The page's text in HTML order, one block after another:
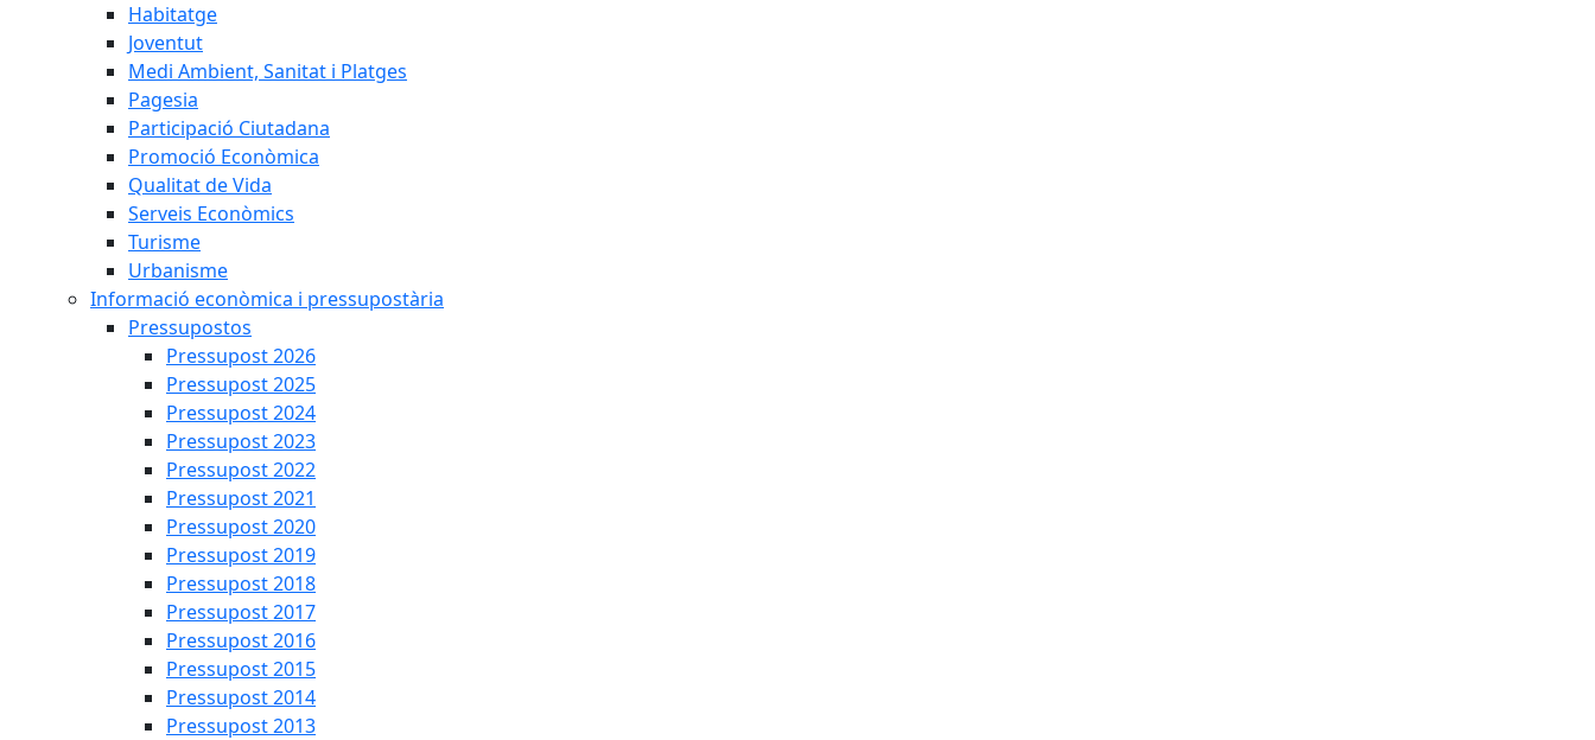
Habitatge
Joventut
Medi Ambient, Sanitat i Platges
Pagesia
Participació Ciutadana
Promoció Econòmica
Qualitat de Vida
Serveis Econòmics
Turisme
Urbanisme
Informació econòmica i pressupostària
Pressupostos
Pressupost 2026
Pressupost 2025
Pressupost 2024
Pressupost 2023
Pressupost 2022
Pressupost 2021
Pressupost 2020
Pressupost 2019
Pressupost 2018
Pressupost 2017
Pressupost 2016
Pressupost 2015
Pressupost 2014
Pressupost 2013